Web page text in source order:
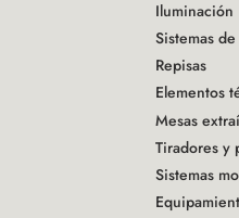
Iluminación
Sistemas
Repisas
Elementos
Mesas
Tiradores y
Sistemas